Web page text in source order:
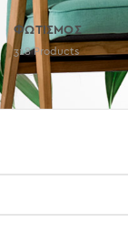
ΦΩΤΙΣΜΟΣ
318 Products